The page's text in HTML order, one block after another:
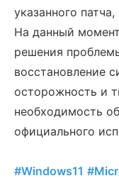
указанного
На данный
решения
восстановление
осторожность и
необходимость
официального
#Windows11